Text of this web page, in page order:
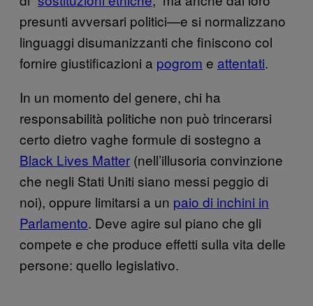
presunti avversari politici—e si normalizzano
linguaggi disumanizzanti che finiscono col
fornire giustificazioni a pogrom e attentati.
In un momento del genere, chi ha
responsabilità politiche non può trincerarsi
certo dietro vaghe formule di sostegno a
Black Lives Matter (nell’illusoria convinzione
che negli Stati Uniti siano messi peggio di
noi), oppure limitarsi a un paio di inchini in
Parlamento. Deve agire sul piano che gli
compete e che produce effetti sulla vita delle
persone: quello legislativo.